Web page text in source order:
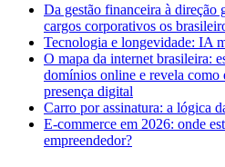
Da gestão financeira à direção
cargos corporativos os
Tecnologia e longevidade: IA
O mapa da internet brasileira:
domínios online e revela como
presença digital
Carro por assinatura: a lógica
E-commerce em 2026: onde
empreendedor?